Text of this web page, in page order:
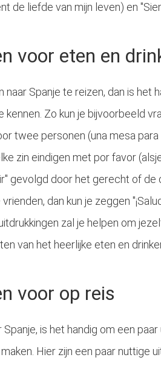
de liefde van mijn leven) en
voor eten en
naar Spanje te reizen, dan is het
kennen. Zo kun je bijvoorbeeld
twee personen (una mesa
zin eindigen met por favor
gevolgd door het gerecht of de
dan kun je zeggen
zal je helpen om
van het heerlijke eten en
voor op reis
is het handig om een
Hier zijn een paar nuttige